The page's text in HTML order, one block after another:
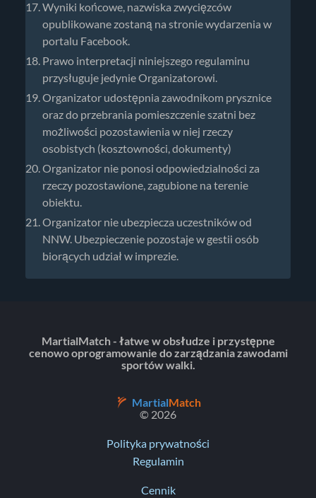
Wyniki końcowe, nazwiska zwycięzców
opublikowane zostaną na stronie wydarzenia w
portalu Facebook.
Prawo interpretacji niniejszego regulaminu
przysługuje jedynie Organizatorowi.
Organizator udostępnia zawodnikom prysznice
oraz do przebrania pomieszczenie szatni bez
możliwości pozostawienia w niej rzeczy
osobistych (kosztowności, dokumenty)
Organizator nie ponosi odpowiedzialności za
rzeczy pozostawione, zagubione na terenie
obiektu.
Organizator nie ubezpiecza uczestników od
NNW. Ubezpieczenie pozostaje w gestii osób
biorących udział w imprezie.
MartialMatch - łatwe w obsłudze i przystępne
cenowo oprogramowanie do zarządzania zawodami
sportów walki.
MartialMatch
© 2026
Polityka prywatności
Regulamin
Cennik